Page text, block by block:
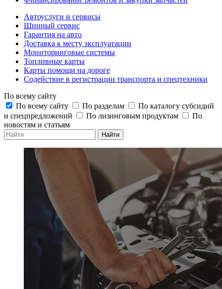
Автоуслуги и сервисы
Шинный сервис
Гарантия на авто
Доставка к месту эксплуатации
Мониторинговые системы
Топливные карты
Карты помощи на дороге
Содействие в регистрации транспорта и спецтехники
По всему сайту
По всему сайту
По разделам
По каталогу субсидий
и спецпредложений
По лизинговым продуктам
По
новостям и статьям
Найти